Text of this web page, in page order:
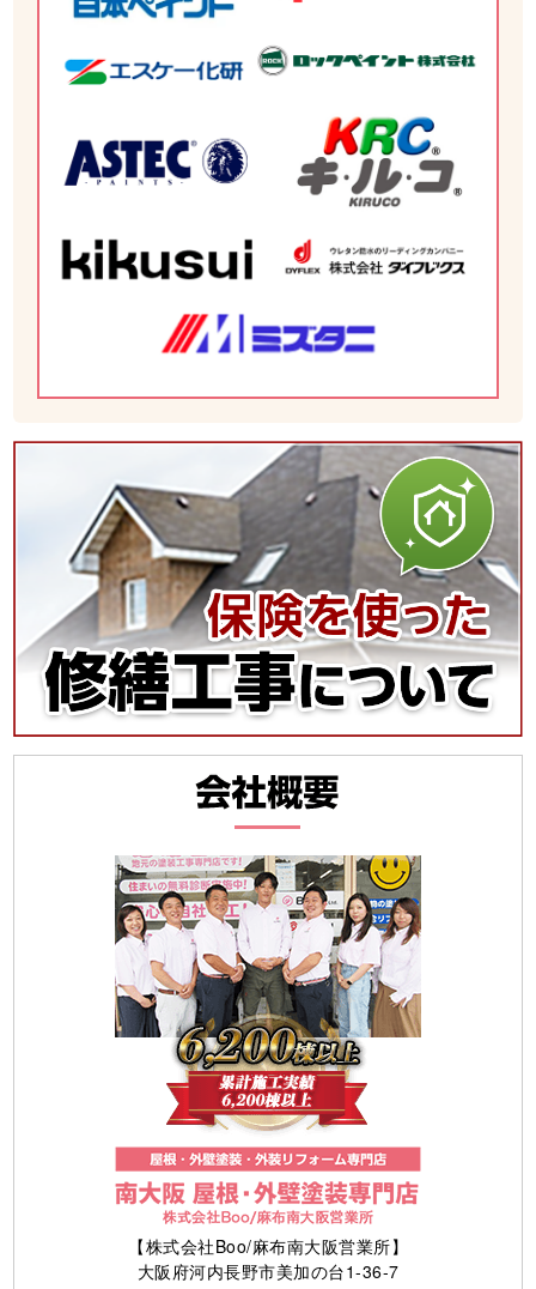
【株式会社Boo/麻布南大阪営業所】
大阪府河内長野市美加の台1-36-7